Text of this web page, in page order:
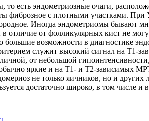
то есть эндометриозные очаги,
фиброзное с плотными участками.
Иногда эндометриомы бывают
от фолликулярных кист не
большие возможности в диагностике
служит высокий сигнал на Т1-
от небольшой
яркие и на Т1- и Т2-зависимых
не только яичников, но и других
достаточно широко, в том числе и в